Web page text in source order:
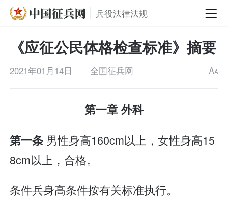
兵役法律法规
《应征公民体格检查标准》摘要
2021年01月14日 全国征兵网 AA
第一章 外科
第一条 男性身高160cm以上，女性身高15
8cm以上，合格。
条件兵身高条件按有关标准执行。